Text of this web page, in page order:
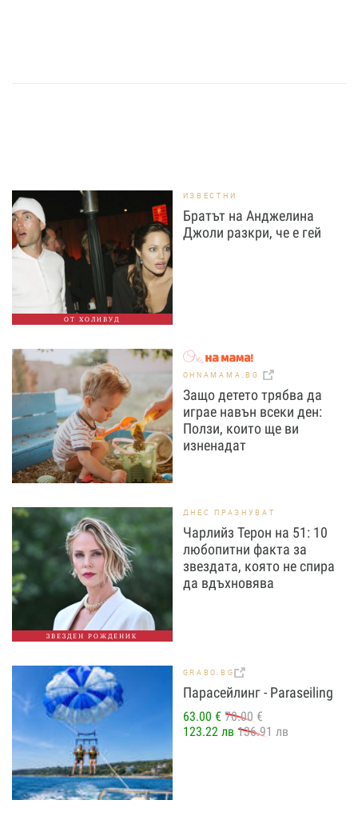
ОТ ХОЛИВУД
ИЗВЕСТНИ
Братът на Анджелина
Джоли разкри, че е гей
OHNAMAMA.BG
Защо детето трябва да
играе навън всеки ден:
Ползи, които ще ви
изненадат
ЗВЕЗДЕН РОЖДЕНИК
ДНЕС ПРАЗНУВАТ
Чарлийз Терон на 51: 10
любопитни факта за
звездата, която не спира
да вдъхновява
GRABO.BG
Парасейлинг - Paraseiling
63.00 € 70.00 €
123.22 лв 136.91 лв